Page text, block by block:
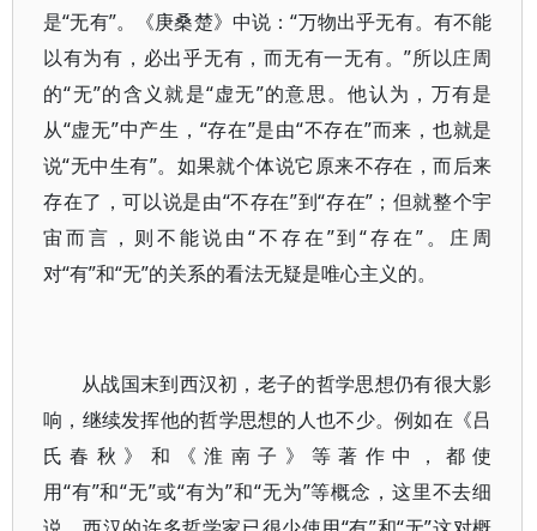
是“无有”。《庚桑楚》中说：“万物出乎无有。有不能
以有为有，必出乎无有，而无有一无有。”所以庄周
的“无”的含义就是“虚无”的意思。他认为，万有是
从“虚无”中产生，“存在”是由“不存在”而来，也就是
说“无中生有”。如果就个体说它原来不存在，而后来
存在了，可以说是由“不存在”到“存在”；但就整个宇
宙而言，则不能说由“不存在”到“存在”。庄周
对“有”和“无”的关系的看法无疑是唯心主义的。
从战国末到西汉初，老子的哲学思想仍有很大影
响，继续发挥他的哲学思想的人也不少。例如在《吕
氏春秋》和《淮南子》等著作中，都使
用“有”和“无”或“有为”和“无为”等概念，这里不去细